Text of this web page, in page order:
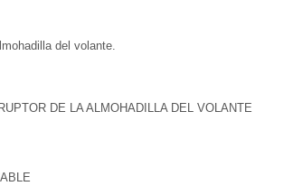
del volante.
DE LA ALMOHADILLA DEL VOLANTE